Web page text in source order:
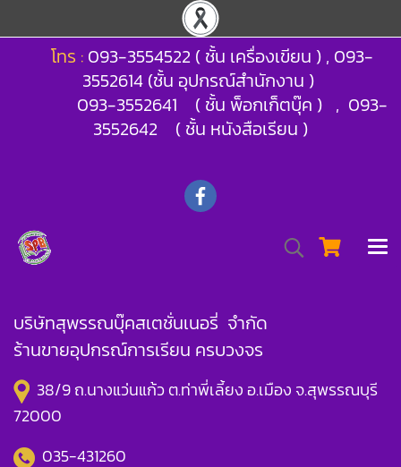
โทร : 093-3554522 ( ชั้น เครื่องเขียน ) , 093-
3552614 (ชั้น อุปกรณ์สำนักงาน )
093-3552641 ( ชั้น พ็อกเก็ตบุ๊ค ) , 093-
3552642 ( ชั้น หนังสือเรียน )
บริษัทสุพรรณบุ๊คสเตชั่นเนอรี่ จำกัด
ร้านขายอุปกรณ์การเรียน ครบวงจร
38/9 ถ.นางแว่นแก้ว ต.ท่าพี่เลี้ยง อ.เมือง จ.สุพรรณบุรี
72000
035-431260